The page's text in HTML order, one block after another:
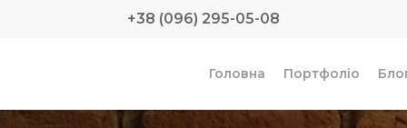
+38 (096) 295-05-08
Головна Портфоліо